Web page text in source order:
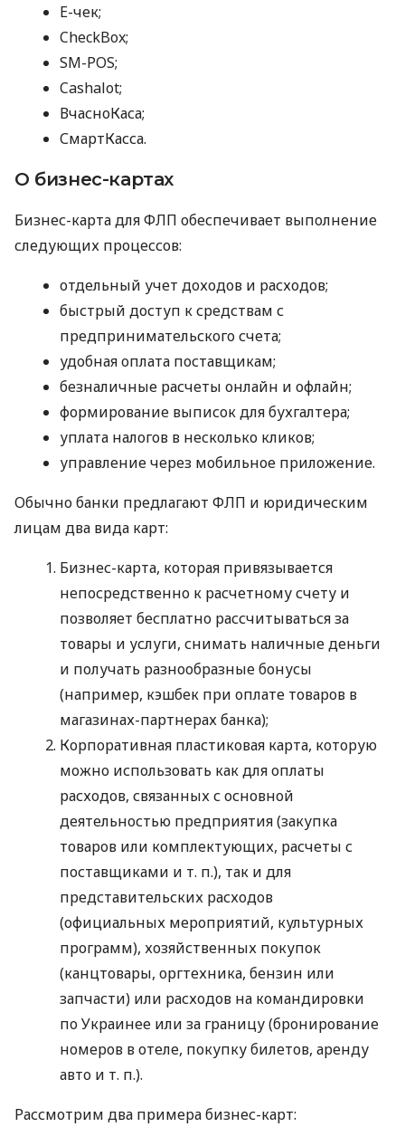
E-чек;
CheckBox;
SM-POS;
Cashalot;
ВчасноКаса;
СмартКасса.
О бизнес-картах
Бизнес-карта для ФЛП обеспечивает выполнение
следующих процессов:
отдельный учет доходов и расходов;
быстрый доступ к средствам с
предпринимательского счета;
удобная оплата поставщикам;
безналичные расчеты онлайн и офлайн;
формирование выписок для бухгалтера;
уплата налогов в несколько кликов;
управление через мобильное приложение.
Обычно банки предлагают ФЛП и юридическим
лицам два вида карт:
Бизнес-карта, которая привязывается
непосредственно к расчетному счету и
позволяет бесплатно рассчитываться за
товары и услуги, снимать наличные деньги
и получать разнообразные бонусы
(например, кэшбек при оплате товаров в
магазинах-партнерах банка);
Корпоративная пластиковая карта, которую
можно использовать как для оплаты
расходов, связанных с основной
деятельностью предприятия (закупка
товаров или комплектующих, расчеты с
поставщиками и т. п.), так и для
представительских расходов
(официальных мероприятий, культурных
программ), хозяйственных покупок
(канцтовары, оргтехника, бензин или
запчасти) или расходов на командировки
по Украинее или за границу (бронирование
номеров в отеле, покупку билетов, аренду
авто и т. п.).
Рассмотрим два примера бизнес-карт: